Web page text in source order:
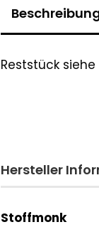
Reststück
Hersteller
Stoffmonk